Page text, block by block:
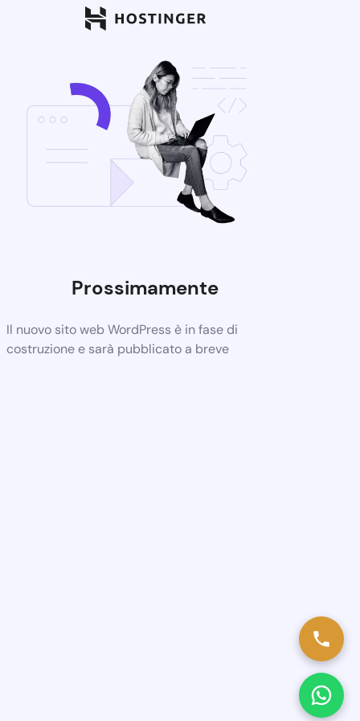
Prossimamente
Il nuovo sito web WordPress è in fase di
costruzione e sarà pubblicato a breve